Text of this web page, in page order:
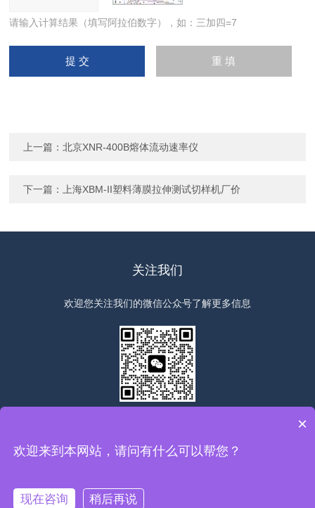
请输入计算结果（填写阿拉伯数字），如：三加四=7
上一篇：北京XNR-400B熔体流动速率仪
下一篇： 上海XBM-II塑料薄膜拉伸测试切样机厂价
关注我们
欢迎您关注我们的微信公众号了解更多信息
案号：沪ICP备19010379号-1
×
欢迎来到本网站，请问有什么可以帮您？
现在咨询 稍后再说